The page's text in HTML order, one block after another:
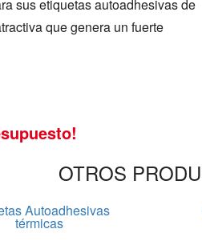
sus etiquetas autoadhesivas de
que genera un fuerte
OTROS
Autoadhesivas
térmicas